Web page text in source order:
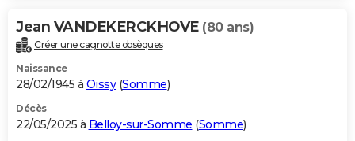
Jean VANDEKERCKHOVE (80 ans)
Créer une cagnotte obsèques
Naissance
28/02/1945 à Oissy(Somme)
Décès
22/05/2025 à Belloy-sur-Somme (Somme)